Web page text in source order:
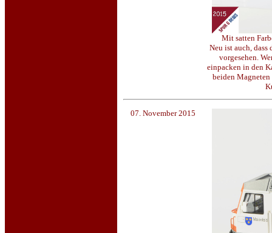
Mit satten
Neu ist auch,
vorgesehen.
einpacken in den
beiden Magneten
07. November 2015